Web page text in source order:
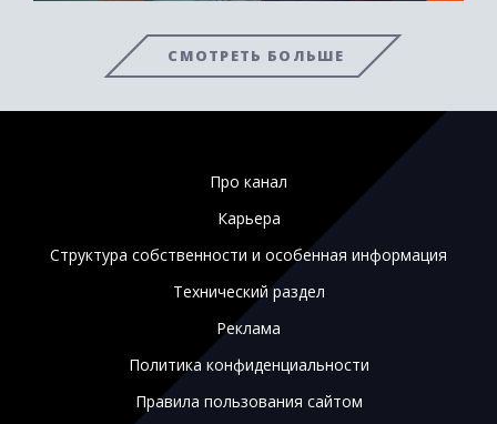
СМОТРЕТЬ БОЛЬШЕ
Про канал
Карьера
Структура собственности и особенная информация
Технический раздел
Реклама
Политика конфиденциальности
Правила пользования сайтом